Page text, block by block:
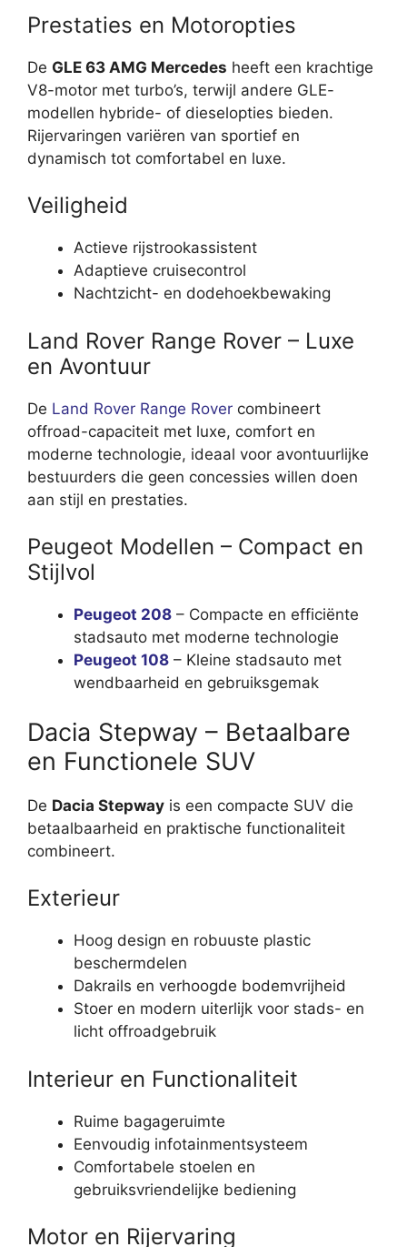
Prestaties en Motoropties
De GLE 63 AMG Mercedes heeft een krachtige
V8-motor met turbo’s, terwijl andere GLE-
modellen hybride- of dieselopties bieden.
Rijervaringen variëren van sportief en
dynamisch tot comfortabel en luxe.
Veiligheid
Actieve rijstrookassistent
Adaptieve cruisecontrol
Nachtzicht- en dodehoekbewaking
Land Rover Range Rover – Luxe
en Avontuur
De Land Rover Range Rover combineert
offroad-capaciteit met luxe, comfort en
moderne technologie, ideaal voor avontuurlijke
bestuurders die geen concessies willen doen
aan stijl en prestaties.
Peugeot Modellen – Compact en
Stijlvol
Peugeot 208 – Compacte en efficiënte
stadsauto met moderne technologie
Peugeot 108 – Kleine stadsauto met
wendbaarheid en gebruiksgemak
Dacia Stepway – Betaalbare
en Functionele SUV
De Dacia Stepway is een compacte SUV die
betaalbaarheid en praktische functionaliteit
combineert.
Exterieur
Hoog design en robuuste plastic
beschermdelen
Dakrails en verhoogde bodemvrijheid
Stoer en modern uiterlijk voor stads- en
licht offroadgebruik
Interieur en Functionaliteit
Ruime bagageruimte
Eenvoudig infotainmentsysteem
Comfortabele stoelen en
gebruiksvriendelijke bediening
Motor en Rijervaring